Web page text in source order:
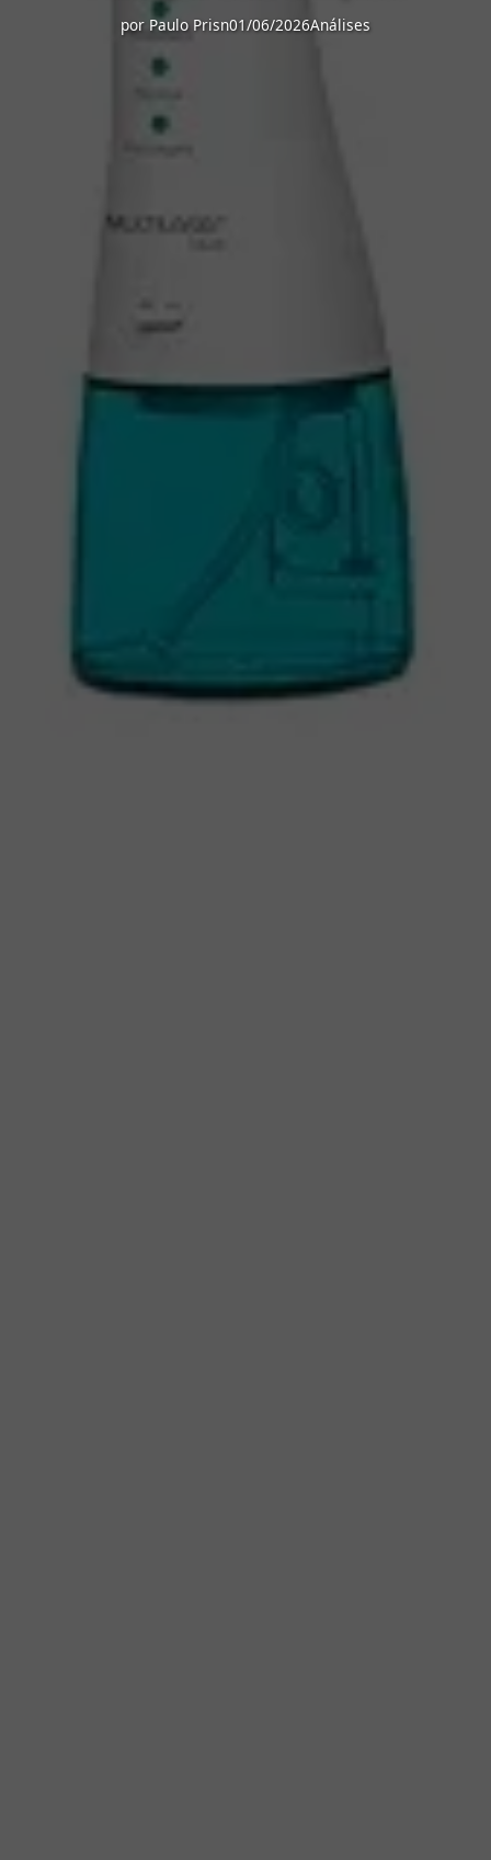
por Paulo Prisn01/06/2026Análises